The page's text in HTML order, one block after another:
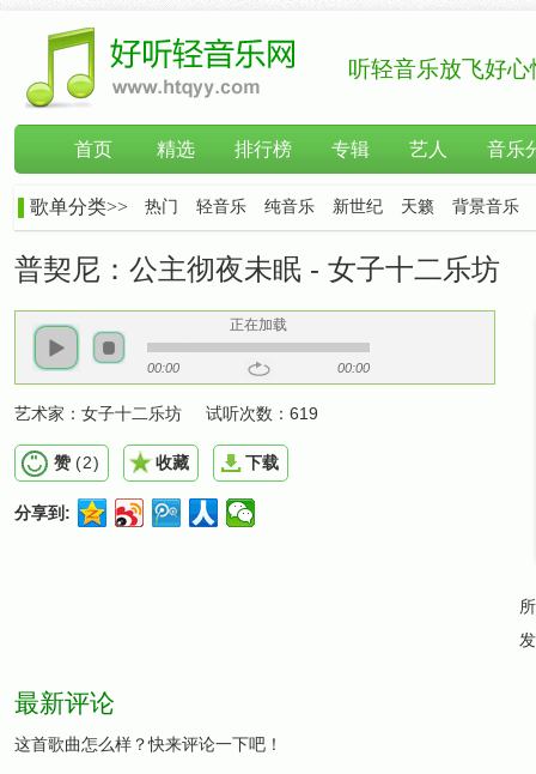
听轻音乐放飞好心
首页 精选 排行榜 专辑 艺人 音乐
歌单分类>> 热门 轻音乐 纯音乐 新世纪 天籁 背景音乐
普契尼：公主彻夜未眠 - 女子十二乐坊
正在加载
00:00 00:00
艺术家： 女子十二乐坊 试听次数： 619
赞 (2) 收藏 下载
分享到:
最新评论
这首歌曲怎么样？快来评论一下吧！